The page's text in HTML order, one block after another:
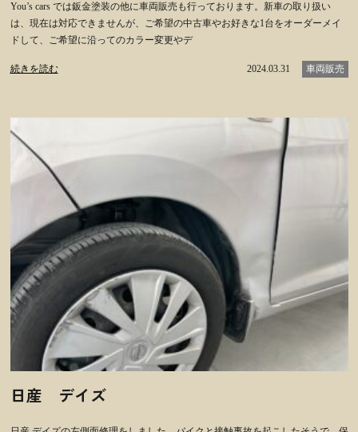
You’s cars では鈑金塗装の他に車両販売も行っております。新車の取り扱い
は、現在は対応できませんが、ご希望の中古車やお好きな1台をオーダーメイ
ドして、ご希望に沿ってのカラー変更やデ
続きを読む 2024.03.31 車両販売
日産 デイズ